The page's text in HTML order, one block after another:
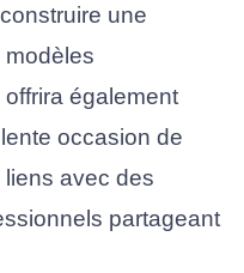
construire une
modèles
également
occasion de
avec des
partageant